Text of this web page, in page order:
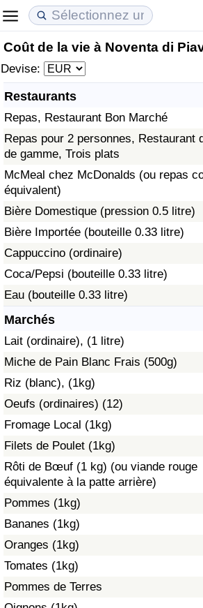
Coût de la vie à Noventa di
Devise:
Restaurants
Repas, Restaurant Bon Marché
Repas pour 2 personnes, Restaurant
de gamme, Trois plats
McMeal chez McDonalds (ou repas
équivalent)
Bière Domestique (pression 0.5 litre)
Bière Importée (bouteille 0.33 litre)
Cappuccino (ordinaire)
Coca/Pepsi (bouteille 0.33 litre)
Eau (bouteille 0.33 litre)
Marchés
Lait (ordinaire), (1 litre)
Miche de Pain Blanc Frais (500g)
Riz (blanc), (1kg)
Oeufs (ordinaires) (12)
Fromage Local (1kg)
Filets de Poulet (1kg)
Rôti de Bœuf (1 kg) (ou viande rouge
équivalente à la patte arrière)
Pommes (1kg)
Bananes (1kg)
Oranges (1kg)
Tomates (1kg)
Pommes de Terres
Coût de la vie
Indice du Coût de la Vie
Indice du coût de la vie par pays
à Akaba
Prix de l'immobilier
Indice des Prix de l'immobilier
Indice des Prix de l'immobilier par
Qualité de Vie
Indice de Qualité de Vie (Actuel)
Indice de qualité de vie par pays
Criminalité
Indice de Criminalité (Actuel)
Indice de Criminalité
Indice de criminalité par pays
Soins de santé
Indice des soins de santé (Actuel)
Indice des soins de santé
Indice des soins de santé par Pays
Pollution
Indice de pollution
Indice de Pollution par Pays